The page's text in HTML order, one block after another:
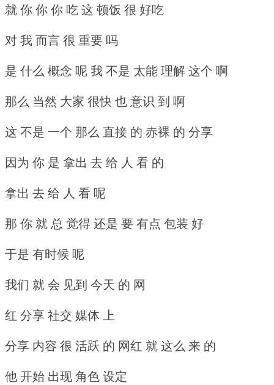
就 你 你 你 吃 这 顿饭 很 好吃
对 我 而言 很 重要 吗
是 什么 概念 呢 我 不是 太能 理解 这个 啊
那么 当然 大家 很快 也 意识 到 啊
这 不是 一个 那么 直接 的 赤裸 的 分享
因为 你 是 拿出 去 给 人 看 的
拿出 去 给 人 看 呢
那 你 就 总 觉得 还是 要 有点 包装 好
于是 有时候 呢
我们 就 会 见到 今天 的 网
红 分享 社交 媒体 上
分享 内容 很 活跃 的 网红 就 这么 来 的
他 开始 出现 角色 设定